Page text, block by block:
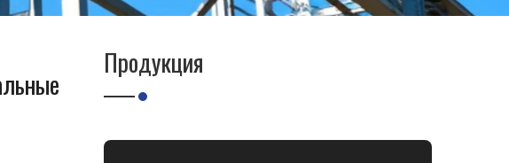
Продукция